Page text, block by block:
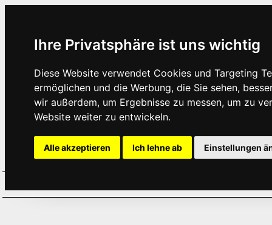
Ihre Privatsphäre ist uns wichtig
Diese Website verwendet Cookies und Targeting
ermöglichen und die Werbung, die Sie sehen,
wir außerdem, um Ergebnisse zu messen, um zu
Website weiter zu entwickeln.
Alle akzeptieren Ich lehne ab Einstellungen